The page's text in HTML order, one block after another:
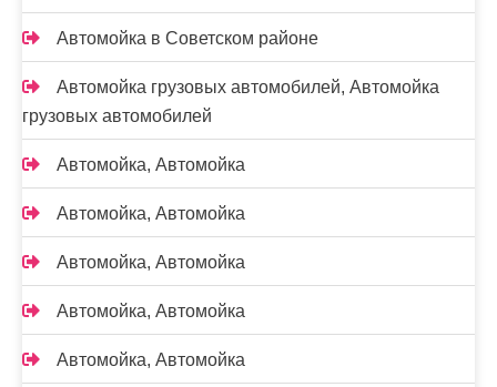
Автомойка в Советском районе
Автомойка грузовых автомобилей, Автомойка
грузовых автомобилей
Автомойка, Автомойка
Автомойка, Автомойка
Автомойка, Автомойка
Автомойка, Автомойка
Автомойка, Автомойка